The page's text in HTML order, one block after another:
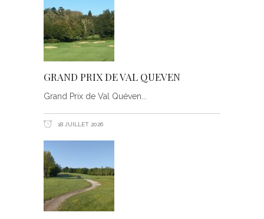
GRAND PRIX DE VAL QUEVEN
Grand Prix de Val Quéven
18 JUILLET 2026